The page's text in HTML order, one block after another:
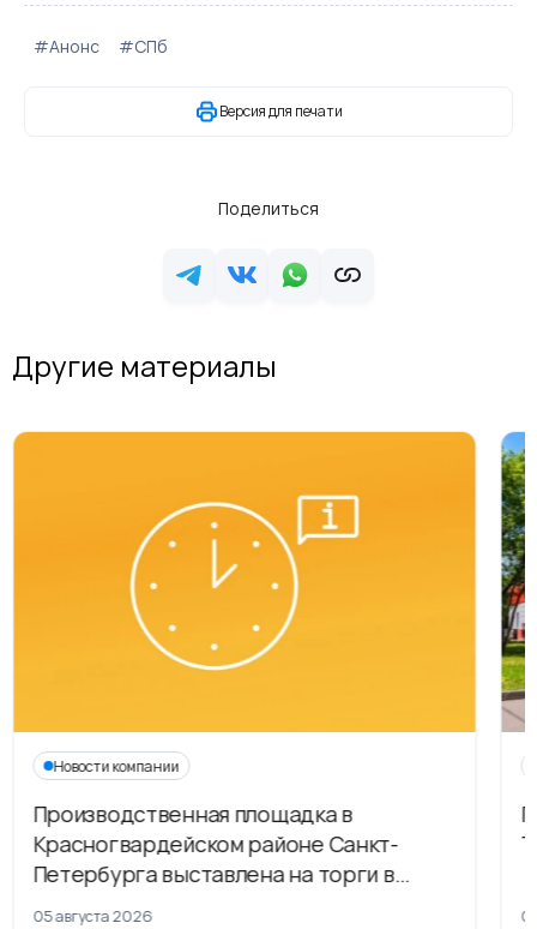
#Анонс #СПб
Версия для печати
Поделиться
Другие материалы
Новости компании
Производственная площадка в
Красногвардейском районе Санкт-
Петербурга выставлена на торги в
рамках приватизации
05 августа 2026